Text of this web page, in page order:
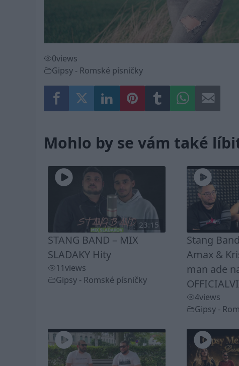
0views
Gipsy - Romské písničky
Mohlo by se vám také
23:15
STANG BAND – MIX
SLADAKY Hity
11views
Gipsy - Romské písničky
Stang
Amax &
man ade
4views
Gipsy -